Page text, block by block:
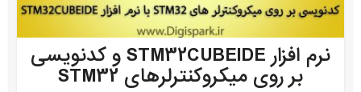
نرم افزار STM32CUBEIDE و کدنویسی
بر روی میکروکنترلرهای STM32